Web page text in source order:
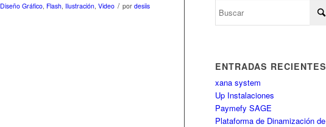
Diseño Gráfico, Flash, Ilustración, Video / por desiis
ENTRADAS RECIENTES
xana system
Up Instalaciones
Paymefy SAGE
Plataforma de Dinamización de